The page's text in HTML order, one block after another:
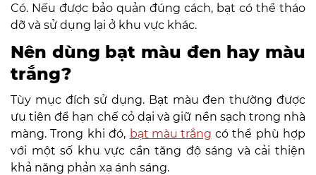
Có. Nếu được bảo quản đúng cách, bạt có thể tháo
dỡ và sử dụng lại ở khu vực khác.
Nên dùng bạt màu đen hay màu
trắng?
Tùy mục đích sử dụng. Bạt màu đen thường được
ưu tiên để hạn chế cỏ dại và giữ nền sạch trong nhà
màng. Trong khi đó, bạt màu trắng có thể phù hợp
với một số khu vực cần tăng độ sáng và cải thiện
khả năng phản xạ ánh sáng.